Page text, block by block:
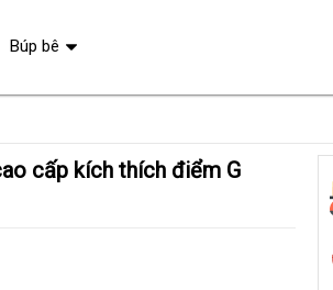
Búp bê